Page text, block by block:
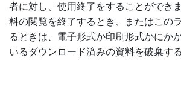
者に対し、使用終了をすることができ
料の閲覧を終了するとき、またはこの
るときは、電子形式か印刷形式かにか
いるダウンロード済みの資料を破棄す